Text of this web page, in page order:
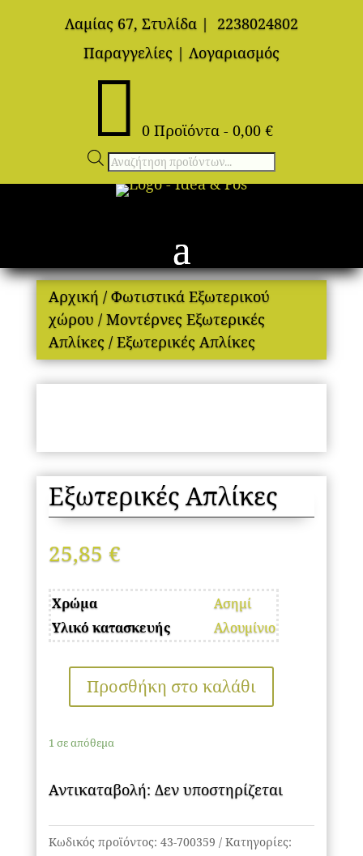
Λαμίας 67, Στυλίδα |
2238024802
Παραγγελίες | Λογαριασμός
 0 Προϊόντα - 0,00 €
Αναζήτηση
προϊόντων
Αρχική / Φωτιστικά Εξωτερικού
χώρου / Μοντέρνες Εξωτερικές
Απλίκες/ Εξωτερικές Απλίκες
Εξωτερικές Απλίκες
25,85 €
Χρώμα
Ασημί
Υλικό κατασκευής
Αλουμίνιο
Εξωτερικές
ποσότητα
Προσθήκη στο καλάθι
1 σε απόθεμα
Αντικαταβολή: Δεν υποστηρίζεται
Κωδικός προϊόντος: 43-700359
Κατηγορίες: